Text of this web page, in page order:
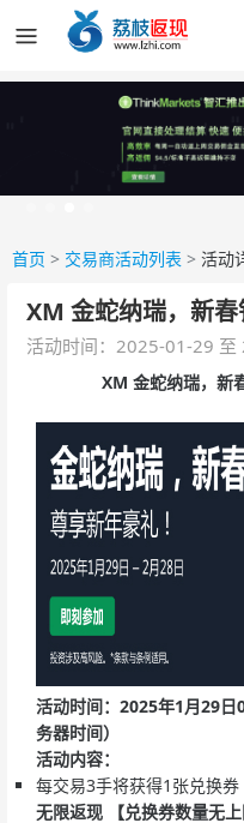
首页 > 交易商活动列表 > 活动
XM 金蛇纳瑞，新春
活动时间：2025-01-29
XM 金蛇纳瑞， 新
活动时间：2025年1月29
务器时间）
活动内容：
每交易3手将获得1张兑换券
无限返现 【兑换券数量无上